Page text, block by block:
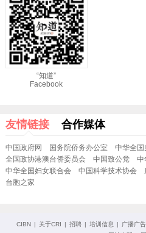
“知道”
Facebook
友情链接 合作媒体
中国政府网 国务院侨务办公室
中华全国
全国政协港澳台侨委员会
中国致公党
中
中华全国妇女联合会
中国科学技术协会
台胞之家
CIBN | 关于CRI | 招聘 | 培训信息 | 广播广告